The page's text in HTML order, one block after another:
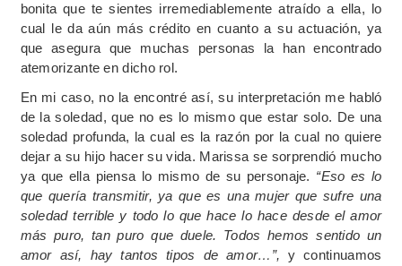
bonita que te sientes irremediablemente atraído a ella, lo
cual le da aún más crédito en cuanto a su actuación, ya
que asegura que muchas personas la han encontrado
atemorizante en dicho rol.
En mi caso, no la encontré así, su interpretación me habló
de la soledad, que no es lo mismo que estar solo. De una
soledad profunda, la cual es la razón por la cual no quiere
dejar a su hijo hacer su vida. Marissa se sorprendió mucho
ya que ella piensa lo mismo de su personaje. “Eso es lo
que quería transmitir, ya que es una mujer que sufre una
soledad terrible y todo lo que hace lo hace desde el amor
más puro, tan puro que duele. Todos hemos sentido un
amor así, hay tantos tipos de amor…”, y continuamos